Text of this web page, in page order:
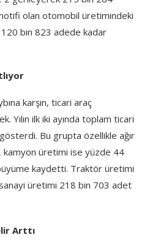
olan otomobil üretimindeki
120 bin 823 adede kadar
karşın, ticari araç
Yılın ilk iki ayında toplam ticari
Bu grupta özellikle ağır
üretimi ise yüzde 44
kaydetti. Traktör üretimi
üretimi 218 bin 703 adet
Arttı